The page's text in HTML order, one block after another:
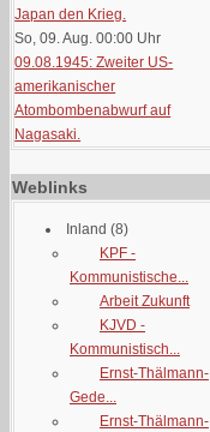
Japan den Krieg.
So, 09. Aug. 00:00 Uhr
09.08.1945: Zweiter US-
amerikanischer
Atombombenabwurf auf
Nagasaki.
Weblinks
Inland (8)
KPF -
Kommunistische...
Arbeit Zukunft
KJVD -
Kommunistisch...
Ernst-Thälmann-
Gede...
Ernst-Thälmann-